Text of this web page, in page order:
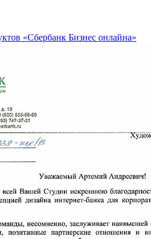
«Сбербанк Бизнес онлайна»